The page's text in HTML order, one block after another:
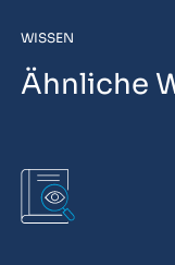
WISSEN
Ähnliche